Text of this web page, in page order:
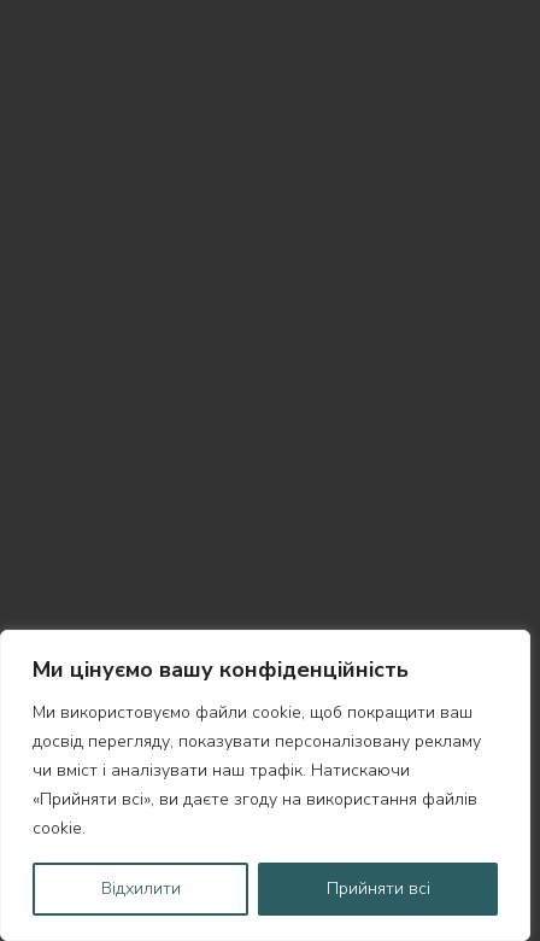
Ми цінуємо вашу конфіденційність
Ми використовуємо файли cookie, щоб покращити ваш
досвід перегляду, показувати персоналізовану рекламу
чи вміст і аналізувати наш трафік. Натискаючи
«Прийняти всі», ви даєте згоду на використання файлів
cookie.
Відхилити Прийняти всі